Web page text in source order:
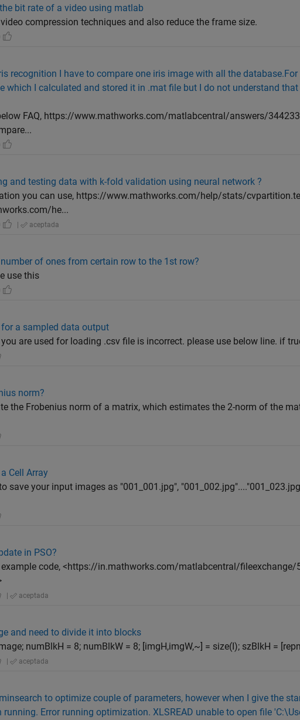
bit rate of a video using matlab
compression techniques and also reduce the frame size.
recognition I have to compare one iris image with all the
which I calculated and stored it in .mat file but I do not understand
FAQ, https://www.mathworks.com/matlabcentral/answers/
and testing data with k-fold validation using neural network ?
you can use, https://www.mathworks.com/help/stats/
he...
| aceptada
of ones from certain row to the 1st row?
use this
a sampled data output
are used for loading .csv file is incorrect. please use below line. if
norm?
the Frobenius norm of a matrix, which estimates the 2-norm of the
Cell Array
save your input images as "001_001.jpg",
in PSO?
example code, <https://in.mathworks.com/matlabcentral/fileexchange/
| aceptada
and need to divide it into blocks
numBlkH = 8; numBlkW = 8; [imgH,imgW,~] = size(I); szBlkH =
| aceptada
to optimize couple of parameters, however when I give the
Error running optimization. XLSREAD unable to open file